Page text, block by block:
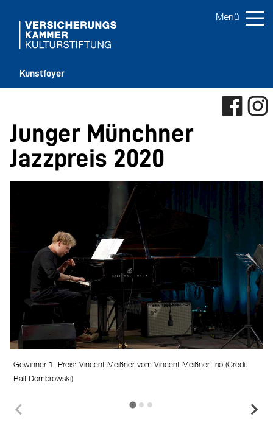
Kunstfoyer
Junger Münchner
Jazzpreis 2020
Gewinner 1. Preis: Vincent Meißner vom Vincent Meißner Trio (Credit
Ralf Dombrowski)